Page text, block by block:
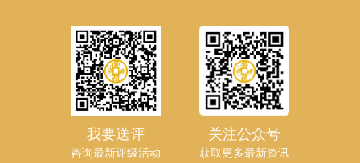
我要送评
咨询最新评级活动
关注公众号
获取更多最新资讯